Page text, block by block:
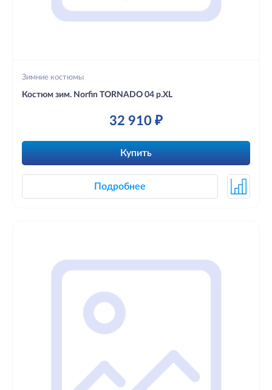
Зимние костюмы
Костюм зим. Norfin TORNADO 04 р.XL
32 910 ₽
Купить
Подробнее